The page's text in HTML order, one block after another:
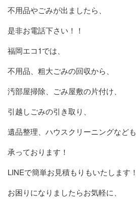
不用品やごみが出ましたら、
是非お電話下さい！！
福岡エコ1では、
不用品、粗大ごみの回収から、
汚部屋掃除、ごみ屋敷の片付け、
引越しごみの引き取り、
遺品整理、ハウスクリーニングなども
承っております！
LINEで簡単お見積もりもいたします！
お困りになりましたらお気軽に、